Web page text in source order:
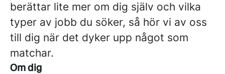
berättar lite mer om dig själv och vilka
typer av jobb du söker, så hör vi av oss
till dig när det dyker upp något som
matchar.
Om dig